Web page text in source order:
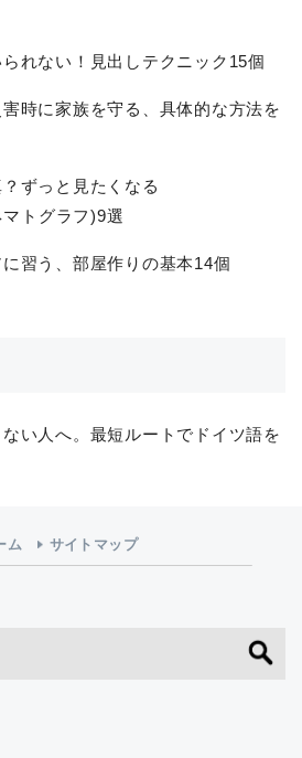
れない！見出しテクニック15個
時に家族を守る、具体的な方法を
ずっと見たくなる
トグラフ)9選
習う、部屋作りの基本14個
い人へ。最短ルートでドイツ語を
ム サイトマップ